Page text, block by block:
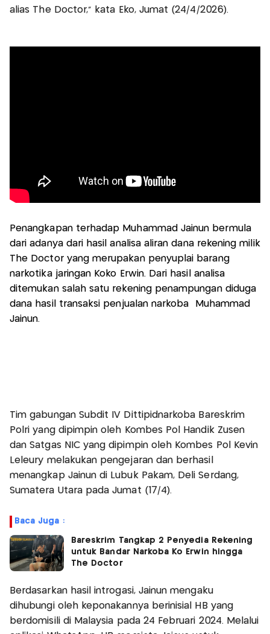
alias The Doctor,” kata Eko, Jumat (24/4/2026).
Penangkapan terhadap Muhammad Jainun bermula
dari adanya dari hasil analisa aliran dana rekening milik
The Doctor yang merupakan penyuplai barang
narkotika jaringan Koko Erwin. Dari hasil analisa
ditemukan salah satu rekening penampungan diduga
dana hasil transaksi penjualan narkoba Muhammad
Jainun.
Tim gabungan Subdit IV Dittipidnarkoba Bareskrim
Polri yang dipimpin oleh Kombes Pol Handik Zusen
dan Satgas NIC yang dipimpin oleh Kombes Pol Kevin
Leleury melakukan pengejaran dan berhasil
menangkap Jainun di Lubuk Pakam, Deli Serdang,
Sumatera Utara pada Jumat (17/4).
Baca Juga :
Bareskrim Tangkap 2 Penyedia Rekening
untuk Bandar Narkoba Ko Erwin hingga
The Doctor
Berdasarkan hasil introgasi, Jainun mengaku
dihubungi oleh keponakannya berinisial HB yang
berdomisili di Malaysia pada 24 Februari 2024. Melalui